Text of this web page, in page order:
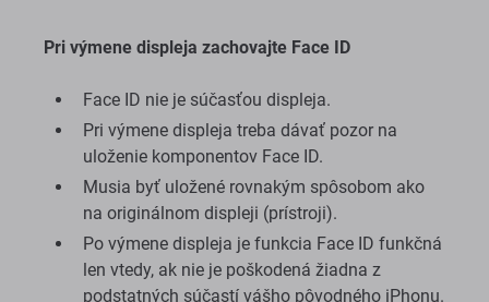
Pri výmene displeja zachovajte Face ID
Face ID nie je súčasťou displeja.
Pri výmene displeja treba dávať pozor na
uloženie komponentov Face ID.
Musia byť uložené rovnakým spôsobom ako
na originálnom displeji (prístroji).
Po výmene displeja je funkcia Face ID funkčná
len vtedy, ak nie je poškodená žiadna z
podstatných súčastí vášho pôvodného iPhonu.